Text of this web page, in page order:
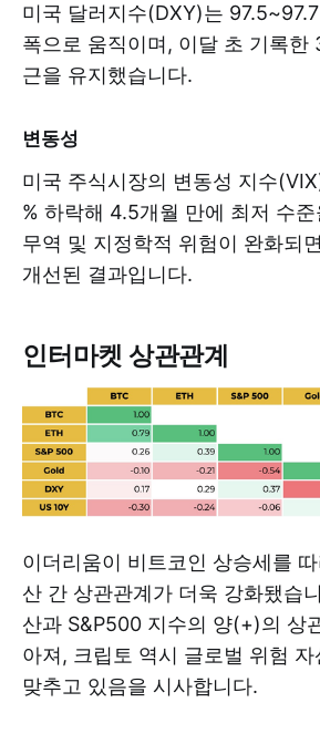
미국 달러지수(DXY)는
폭으로 움직이며, 이달 초 기록한
근을 유지했습니다.
변동성
미국 주식시장의 변동성 지수
% 하락해 4.5개월 만에 최저 수
무역 및 지정학적 위험이 완화되
개선된 결과입니다.
인터마켓 상관관계
이더리움이 비트코인 상승세를
산 간 상관관계가 더욱 강화됐습
산과 S&P500 지수의 양(+)의 상
아져, 크립토 역시 글로벌 위험
맞추고 있음을 시사합니다.